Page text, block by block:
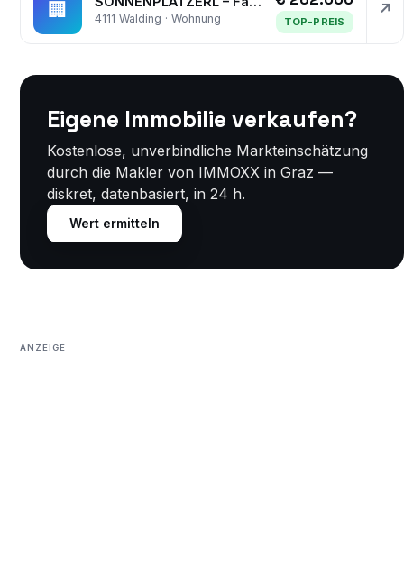
🏢 4111 Walding · Wohnung TOP-PREIS
↗
Eigene Immobilie verkaufen?
Kostenlose, unverbindliche Markteinschätzung
durch die Makler von IMMOXX in Graz —
diskret, datenbasiert, in 24 h.
Wert ermitteln
ANZEIGE